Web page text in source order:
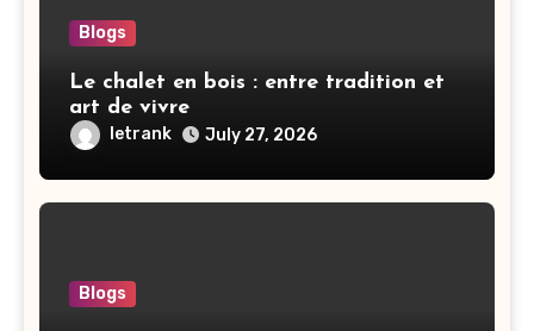
Blogs
Le chalet en bois : entre tradition et
art de vivre
letrank July 27, 2026
Blogs